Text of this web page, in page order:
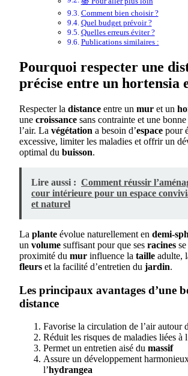
Comment bien choisir ?
Quel budget prévoir ?
Quelles erreurs éviter ?
Publications similaires :
Pourquoi respecter une
précise entre un hortensia
Respecter la distance entre un mur et un
une croissance sans contrainte et une bonne
l’air. La végétation a besoin d’espace pour
excessive, limiter les maladies et offrir un
optimal du buisson.
Lire aussi : Comment réussir
cour intérieure pour un espace
et naturel
La plante évolue naturellement en demi-
un volume suffisant pour que ses racines
proximité du mur influence la taille adulte,
fleurs et la facilité d’entretien du jardin.
Les principaux avantages d’une
distance
Favorise la circulation de l’air autour
Réduit les risques de maladies liées à
Permet un entretien aisé du massif
Assure un développement
l’hydrangea